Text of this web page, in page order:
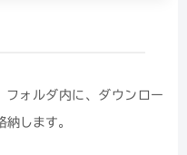
ォルダ内に、ダウンロー
します。